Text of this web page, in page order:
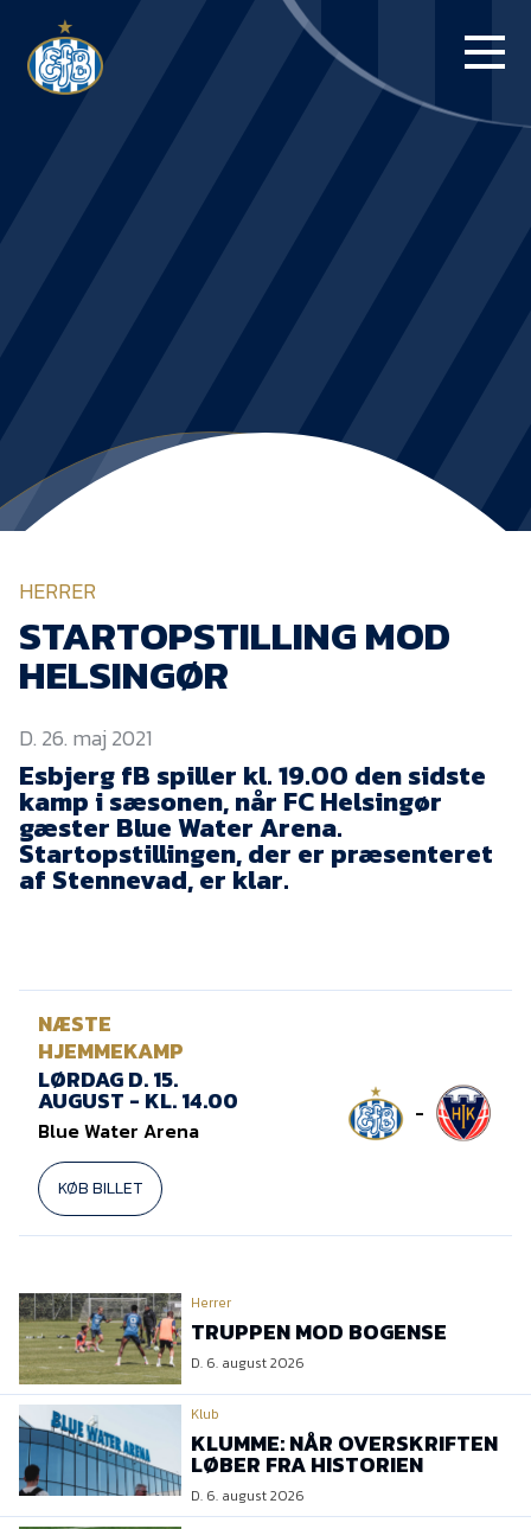
BLUE WATER
NYHEDER
Om Esbjerg fB
EfB Akademi
Sydvestjysk Fodbold
Samarbejde
Partnere
Blue Water Arena
Presse
HERRER
STARTOPSTILLING MOD
HELSINGØR
D. 26. maj 2021
Esbjerg fB spiller kl. 19.00 den sidste
kamp i sæsonen, når FC Helsingør
gæster Blue Water Arena.
Startopstillingen, der er præsenteret
af Stennevad, er klar.
NÆSTE
HJEMMEKAMP
LØRDAG D. 15.
AUGUST - KL. 14.00
Blue Water Arena
KØB BILLET
-
Herrer
TRUPPEN MOD BOGENSE
D. 6. august 2026
Klub
KLUMME: NÅR OVERSKRIFTEN
LØBER FRA HISTORIEN
D. 6. august 2026